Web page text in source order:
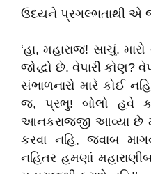
ઉદયને પ્રગલ્ભતાથી એ જ
‘હા, મહારાજ! સાચું.
જોદ્ધો છે. વેપારી કોણ?
સંભાળનારો મારે કોઈ
જ, પ્રભુ! બોલો હવે
આનકરાજજી આવ્યા છે
કરવા નહિ, જવાબ
નહિતર હમણાં